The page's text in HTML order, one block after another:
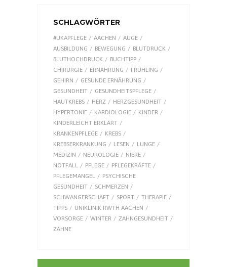
SCHLAGWÖRTER
#UKAPFLEGE AACHEN
AUGE
AUSBILDUNG
BEWEGUNG
BLUTDRUCK
BLUTHOCHDRUCK
BUCHTIPP
CHIRURGIE
ERNÄHRUNG
FRÜHLING
GEHIRN
GESUNDE ERNÄHRUNG
GESUNDHEIT
GESUNDHEITSPFLEGE
HAUTKREBS
HERZ
HERZGESUNDHEIT
HYPERTONIE
KARDIOLOGIE
KINDER
KINDERLEICHT ERKLÄRT
KRANKENPFLEGE
KREBS
KREBSERKRANKUNG
LESEN
LUNGE
MEDIZIN
NEUROLOGIE
NIERE
NOTFALL
PFLEGE
PFLEGEKRÄFTE
PFLEGEMANGEL
PSYCHISCHE
GESUNDHEIT
SCHMERZEN
SCHWANGERSCHAFT
SPORT
THERAPIE
TIPPS
UNIKLINIK RWTH AACHEN
VORSORGE
WINTER
ZAHNGESUNDHEIT
ZÄHNE